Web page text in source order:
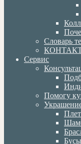
Словарь
Сервис
Помогу